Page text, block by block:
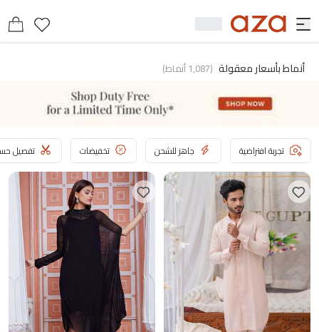
أنماط بأسعار معقولة (
1,087أنماط)
تجربة افتراضية جاهز للشحن تخفيضات تفصيل